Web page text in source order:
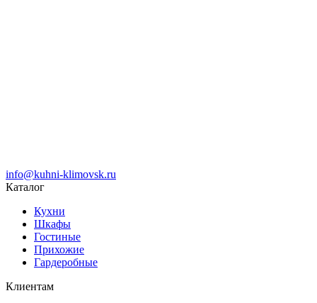
info@kuhni-klimovsk.ru
Каталог
Кухни
Шкафы
Гостиные
Прихожие
Гардеробные
Клиентам